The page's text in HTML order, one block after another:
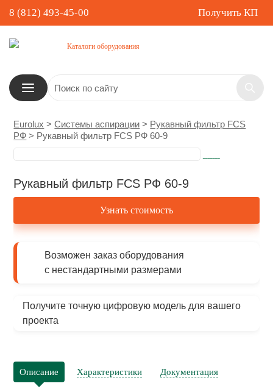
8 (812) 493-45-00 Получить КП
Каталоги оборудования
Eurolux >Системы аспирации > Рукавный фильтр FCS
РФ > Рукавный фильтр FCS РФ 60-9
Рукавный фильтр FCS РФ 60-9
Узнать стоимость
Возможен заказ оборудования
с нестандартными размерами
Получите точную цифровую модель для вашего
проекта
Описание Характеристики Документация